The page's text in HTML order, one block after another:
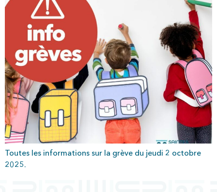
Toutes les informations sur la grève du jeudi 2 octobre
2025.